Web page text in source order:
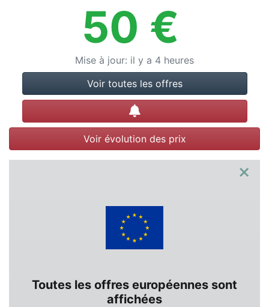
50 €
Mise à jour: il y a 4 heures
Voir toutes les offres
Créer une alerte
Voir évolution des prix
×
Toutes les offres européennes sont
affichées